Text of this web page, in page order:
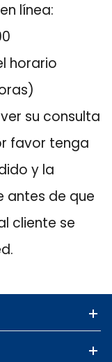
línea:
horario
su consulta
favor tenga
y la
antes de que
cliente se